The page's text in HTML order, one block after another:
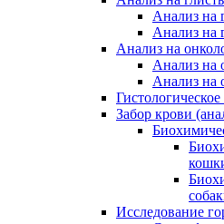
Анализ на
Анализ на
Анализ на
Анализ на
Анализ на
Забор крови
Исследование